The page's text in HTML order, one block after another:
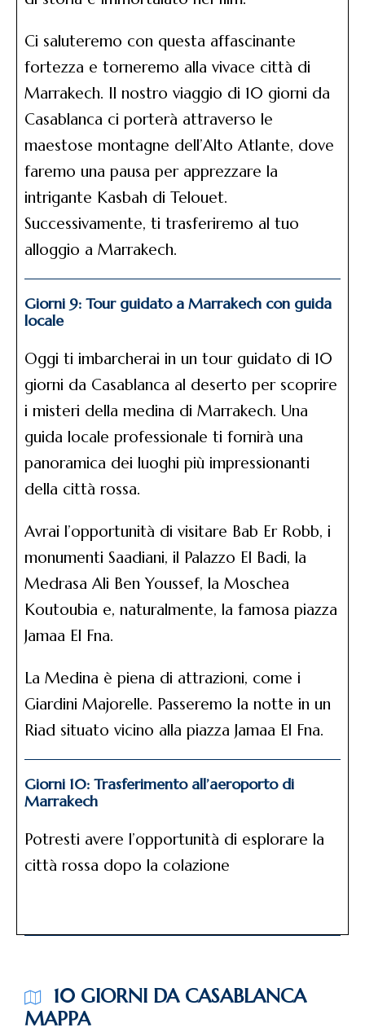
Ci saluteremo con questa affascinante
fortezza e torneremo alla vivace città di
Marrakech. Il nostro viaggio di 10 giorni da
Casablanca ci porterà attraverso le
maestose montagne dell’Alto Atlante, dove
faremo una pausa per apprezzare la
intrigante Kasbah di Telouet.
Successivamente, ti trasferiremo al tuo
alloggio a Marrakech.
Giorni 9: Tour guidato a Marrakech con guida
locale
Oggi ti imbarcherai in un tour guidato di 10
giorni da Casablanca al deserto per scoprire
i misteri della medina di Marrakech. Una
guida locale professionale ti fornirà una
panoramica dei luoghi più impressionanti
della città rossa.
Avrai l’opportunità di visitare Bab Er Robb, i
monumenti Saadiani, il Palazzo El Badi, la
Medrasa Ali Ben Youssef, la Moschea
Koutoubia e, naturalmente, la famosa piazza
Jamaa El Fna.
La Medina è piena di attrazioni, come i
Giardini Majorelle. Passeremo la notte in un
Riad situato vicino alla piazza Jamaa El Fna.
Giorni 10: Trasferimento all’aeroporto di
Marrakech
Potresti avere l’opportunità di esplorare la
città rossa dopo la colazione
10 GIORNI DA CASABLANCA
MAPPA